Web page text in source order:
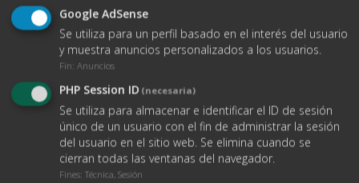
O ENVÍANOS UN EMAIL
Nombre completo
Teléfono
Google AdSense
Se utiliza para un perfil basado en el interés del usuario
y muestra anuncios personalizados a los usuarios.
Fin: Anuncios
PHP Session ID (necesaria)
Se utiliza para almacenar e identificar el ID de sesión
único de un usuario con el fin de administrar la sesión
del usuario en el sitio web. Se elimina cuando se
cierran todas las ventanas del navegador.
Fines: Técnica, Sesión